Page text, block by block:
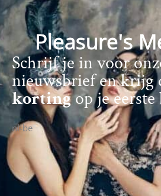
Pleasure's
Schrijf je in voor
nieuwsbrief en
kortingop je eerste
nl-be